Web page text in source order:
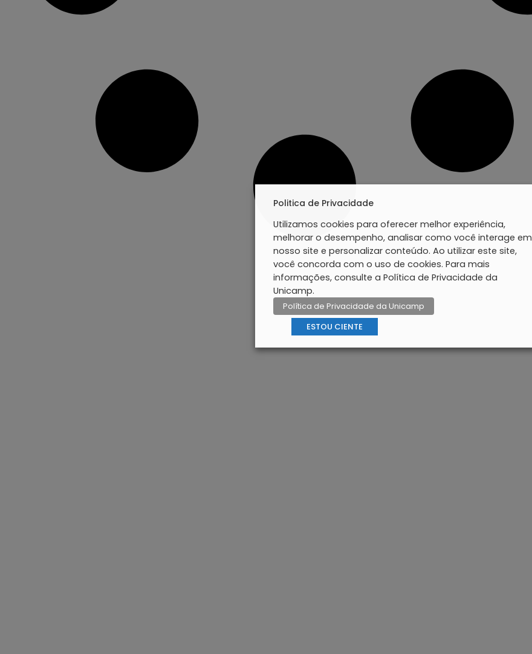
Politica de Privacidade
Utilizamos cookies para oferecer melhor experiência,
melhorar o desempenho, analisar como você interage em
nosso site e personalizar conteúdo. Ao utilizar este site,
você concorda com o uso de cookies. Para mais
informações, consulte a Política de Privacidade da
Unicamp.
Política de Privacidade da Unicamp
ESTOU CIENTE